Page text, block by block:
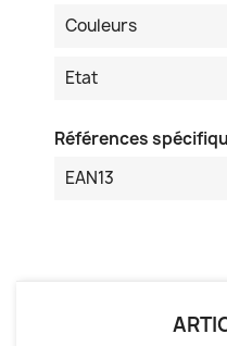
Couleurs
Etat
Références
EAN13